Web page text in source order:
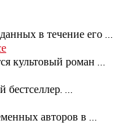
в течение его
культовый роман
авторов в